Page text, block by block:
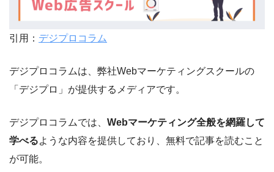
引用： デジプロコラム
デジプロコラムは、弊社Webマーケティングスクールの
「デジプロ」が提供するメディアです。
デジプロコラムでは、 Webマーケティング全般を網羅して
学べるような内容を提供しており、無料で記事を読むこと
が可能。